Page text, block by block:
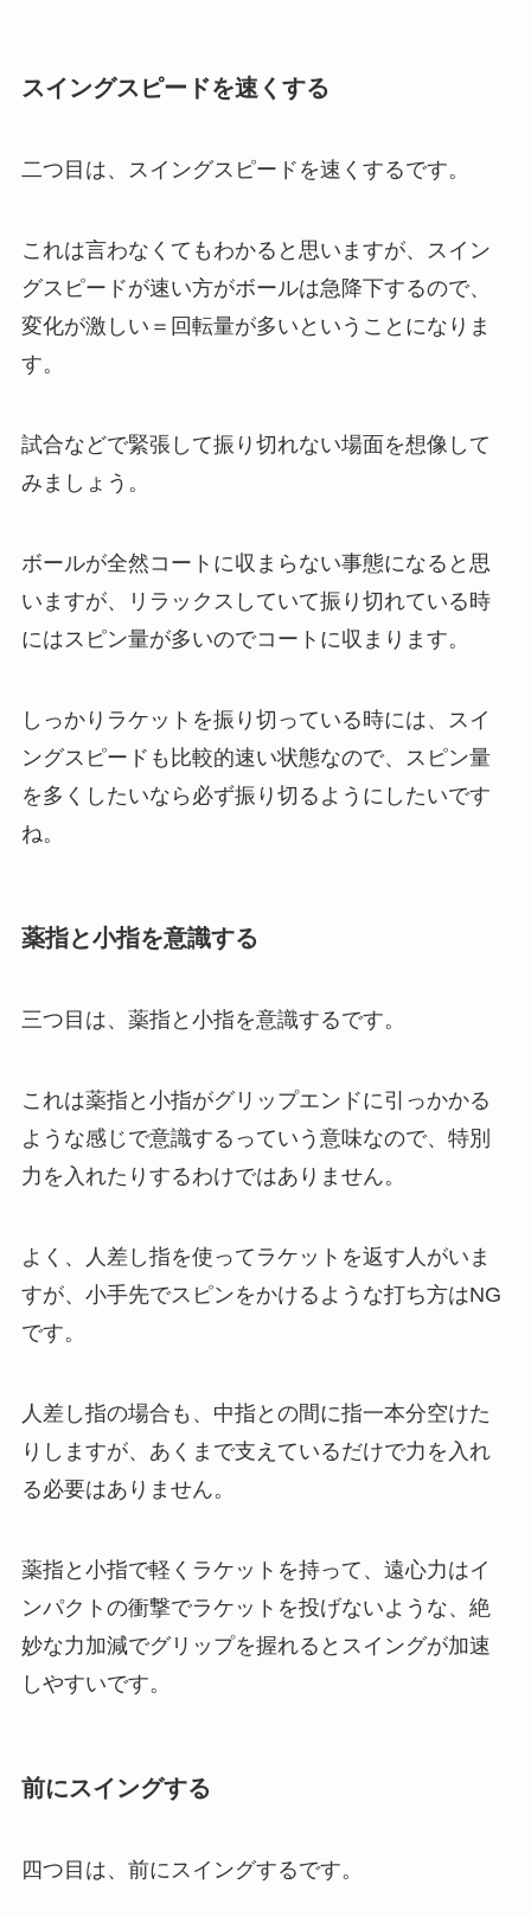
スイングスピードを速くする
二つ目は、スイングスピードを速くするです。
これは言わなくてもわかると思いますが、スイン
グスピードが速い方がボールは急降下するので、
変化が激しい＝回転量が多いということになりま
す。
試合などで緊張して振り切れない場面を想像して
みましょう。
ボールが全然コートに収まらない事態になると思
いますが、リラックスしていて振り切れている時
にはスピン量が多いのでコートに収まります。
しっかりラケットを振り切っている時には、スイ
ングスピードも比較的速い状態なので、スピン量
を多くしたいなら必ず振り切るようにしたいです
ね。
薬指と小指を意識する
三つ目は、薬指と小指を意識するです。
これは薬指と小指がグリップエンドに引っかかる
ような感じで意識するっていう意味なので、特別
力を入れたりするわけではありません。
よく、人差し指を使ってラケットを返す人がいま
すが、小手先でスピンをかけるような打ち方はNG
です。
人差し指の場合も、中指との間に指一本分空けた
りしますが、あくまで支えているだけで力を入れ
る必要はありません。
薬指と小指で軽くラケットを持って、遠心力はイ
ンパクトの衝撃でラケットを投げないような、絶
妙な力加減でグリップを握れるとスイングが加速
しやすいです。
前にスイングする
四つ目は、前にスイングするです。